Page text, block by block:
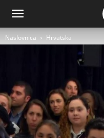
Naslovnica Hrvatska